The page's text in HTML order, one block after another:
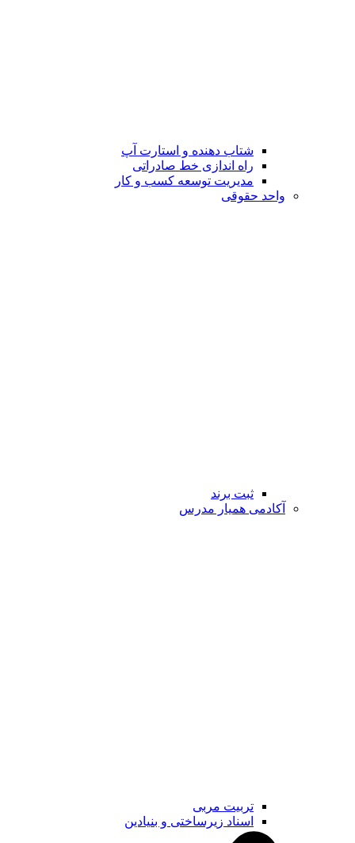
شتاب دهنده و استارت آپ
راه اندازی خط صادراتی
مدیریت توسعه کسب و کار
واحد حقوقی
ثبت برند
آکادمی همیار مدرس
تربیت مربی
اسناد زیرساختی و بنیادین